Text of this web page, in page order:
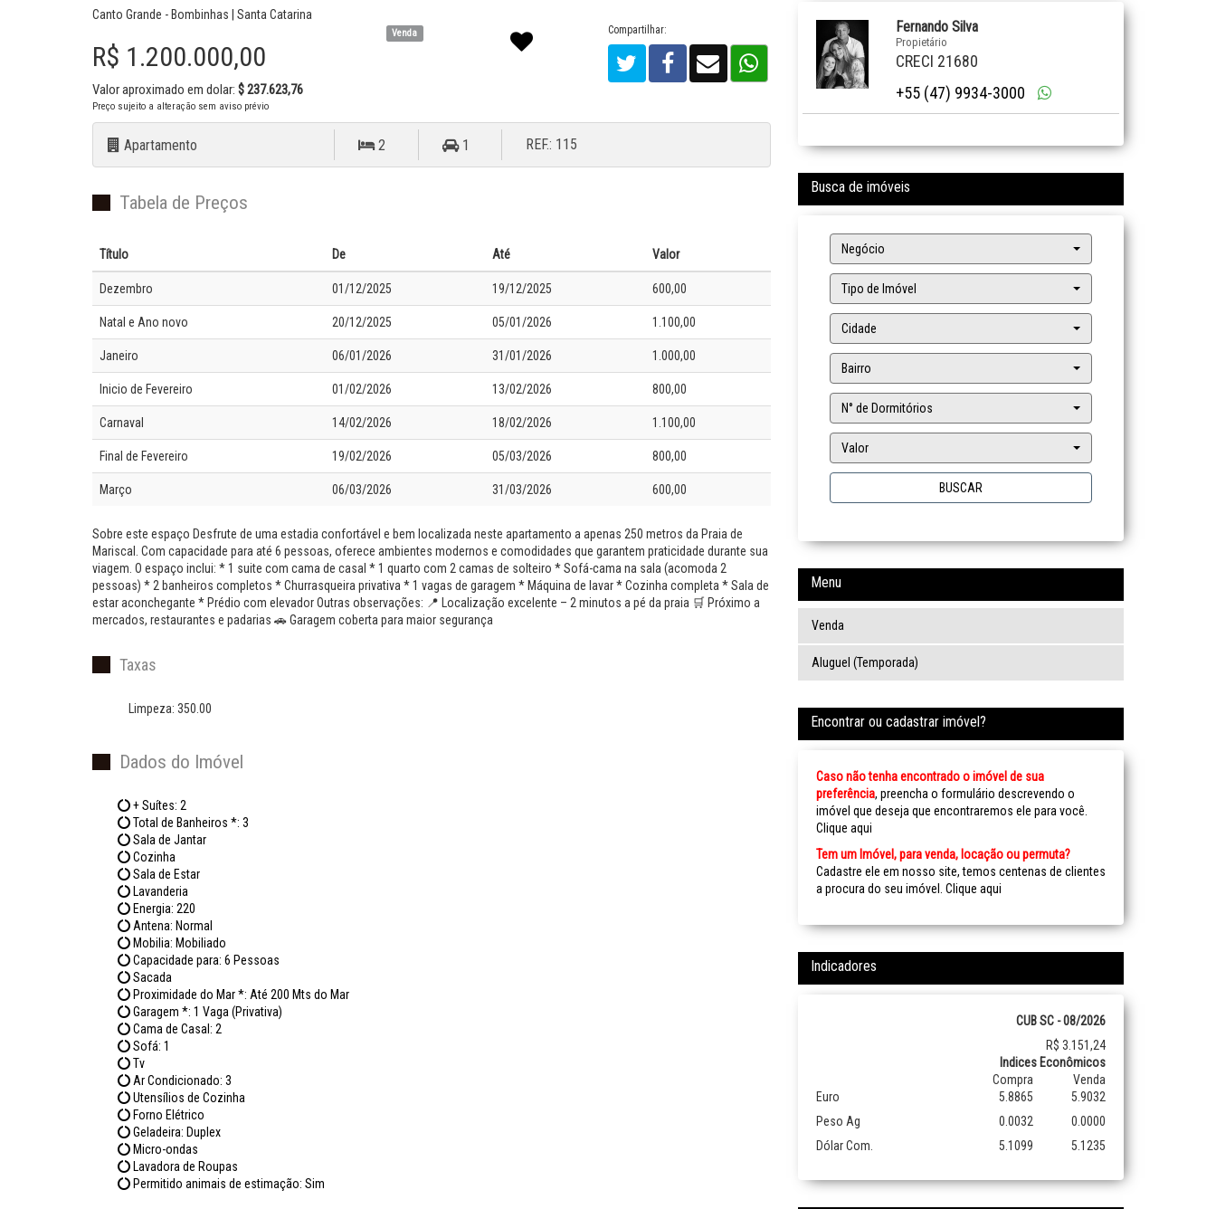
Canto Grande - Bombinhas | Santa Catarina
R$ 1.200.000,00
Valor aproximado em dolar: $ 237.623,76
Preço sujeito a alteração sem aviso prévio
Venda Compartilhar:
Apartamento 2 1 REF.: 115
Tabela de Preços
Título De Até Valor
Dezembro 01/12/2025 19/12/2025 600,00
Natal e Ano novo 20/12/2025 05/01/2026 1.100,00
Janeiro 06/01/2026 31/01/2026 1.000,00
Inicio de Fevereiro 01/02/2026 13/02/2026 800,00
Carnaval 14/02/2026 18/02/2026 1.100,00
Final de Fevereiro 19/02/2026 05/03/2026 800,00
Março 06/03/2026 31/03/2026 600,00
Sobre este espaço Desfrute de uma estadia confortável e bem localizada neste apartamento a apenas 250 metros da Praia de
Mariscal. Com capacidade para até 6 pessoas, oferece ambientes modernos e comodidades que garantem praticidade durante sua
viagem. O espaço inclui: * 1 suite com cama de casal * 1 quarto com 2 camas de solteiro * Sofá-cama na sala (acomoda 2
pessoas) * 2 banheiros completos * Churrasqueira privativa * 1 vagas de garagem * Máquina de lavar * Cozinha completa * Sala de
estar aconchegante * Prédio com elevador Outras observações: 📍 Localização excelente – 2 minutos a pé da praia 🛒 Próximo a
mercados, restaurantes e padarias 🚗 Garagem coberta para maior segurança
Taxas
Limpeza: 350.00
Dados do Imóvel
+ Suítes: 2
Total de Banheiros *: 3
Sala de Jantar
Cozinha
Sala de Estar
Lavanderia
Energia: 220
Antena: Normal
Mobilia: Mobiliado
Capacidade para: 6 Pessoas
Sacada
Proximidade do Mar *: Até 200 Mts do Mar
Garagem *: 1 Vaga (Privativa)
Cama de Casal: 2
Sofá: 1
Tv
Ar Condicionado: 3
Utensílios de Cozinha
Forno Elétrico
Geladeira: Duplex
Micro-ondas
Lavadora de Roupas
Permitido animais de estimação: Sim
Fernando Silva
Propietário
CRECI 21680
+55 (47) 9934-3000
Busca de imóveis
Negócio
Tipo de Imóvel
Cidade
Bairro
N° de Dormitórios
Valor
BUSCAR
Menu
Venda
Aluguel (Temporada)
Encontrar ou cadastrar imóvel?
Caso não tenha encontrado o imóvel de sua
preferência, preencha o formulário descrevendo o
imóvel que deseja que encontraremos ele para você.
Clique aqui
Tem um Imóvel, para venda, locação ou permuta?
Cadastre ele em nosso site, temos centenas de clientes
a procura do seu imóvel. Clique aqui
Indicadores
CUB SC - 08/2026
R$ 3.151,24
Indices Econômicos
Compra
Venda
Euro
5.8865
5.9032
Peso Ag
0.0032
0.0000
Dólar Com.
5.1099 5.1235